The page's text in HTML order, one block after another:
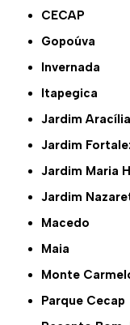
CECAP
Gopoúva
Invernada
Itapegica
Jardim Aracília
Jardim
Jardim Maria
Jardim
Macedo
Maia
Monte
Parque Cecap